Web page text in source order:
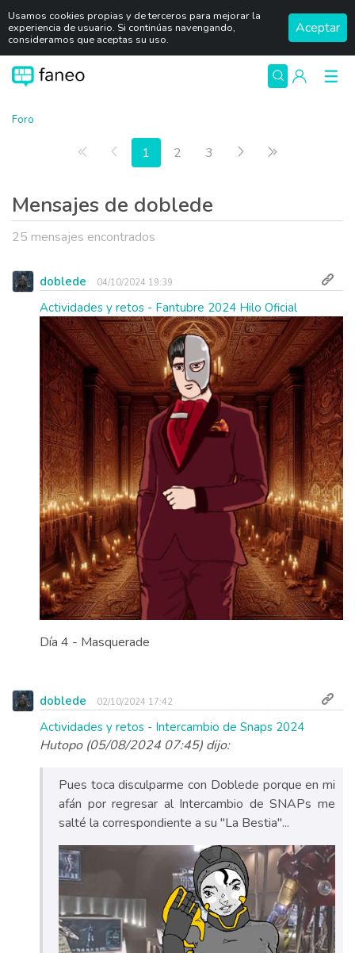
Usamos cookies propias y de terceros para mejorar la
experiencia de usuario. Si continúas navengando,
consideramos que aceptas su uso.
Aceptar
Foro
Primera página
Anterior
1 2 3 Siguiente
Mensajes de doblede
25 mensajes encontrados
doblede 04/10/2024 19:39
Actividades y retos - Fantubre 2024 Hilo Oficial
Día 4 - Masquerade
doblede 02/10/2024 17:42
Actividades y retos - Intercambio de Snaps 2024
Hutopo (05/08/2024 07:45) dijo:
Pues toca disculparme con Doblede porque en mi
afán por regresar al Intercambio de SNAPs me
salté la correspondiente a su "La Bestia"...